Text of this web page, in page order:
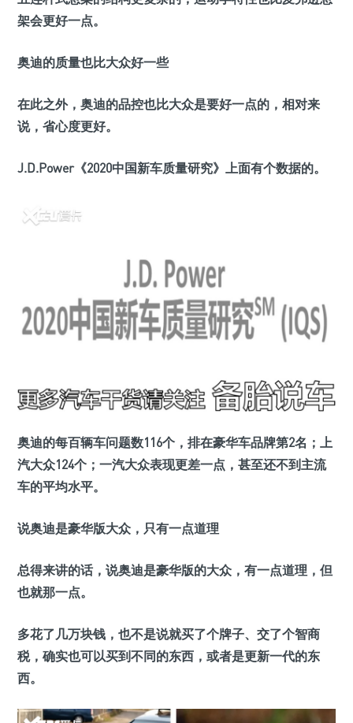
架会更好一点。
奥迪的质量也比大众好一些
在此之外，奥迪的品控也比大众是要好一点的，相对来
说，省心度更好。
J.D.Power《2020中国新车质量研究》上面有个数据的。
奥迪的每百辆车问题数116个，排在豪华车品牌第2名；上
汽大众124个；一汽大众表现更差一点，甚至还不到主流
车的平均水平。
说奥迪是豪华版大众，只有一点道理
总得来讲的话，说奥迪是豪华版的大众，有一点道理，但
也就那一点。
多花了几万块钱，也不是说就买了个牌子、交了个智商
税，确实也可以买到不同的东西，或者是更新一代的东
西。